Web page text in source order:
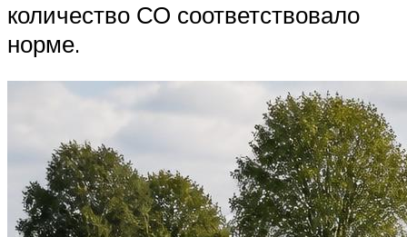
количество СО соответствовало
норме.